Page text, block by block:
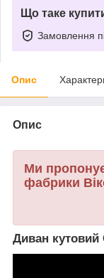
Що таке
Замовлення
Опис
Опис
Ми
фабрики
Диван кутовий